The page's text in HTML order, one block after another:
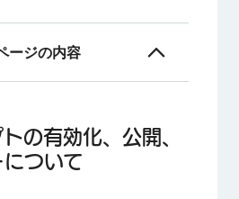
ージの内容
の有効化、公開、
ついて